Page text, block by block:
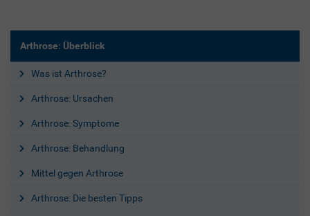
Arthrose: Überblick
Was ist Arthrose?
Arthrose: Ursachen
Arthrose: Symptome
Arthrose: Behandlung
Mittel gegen Arthrose
Arthrose: Die besten Tipps